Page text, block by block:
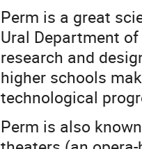
Perm is a great
Ural Department
research and
higher schools
technological
Perm is also